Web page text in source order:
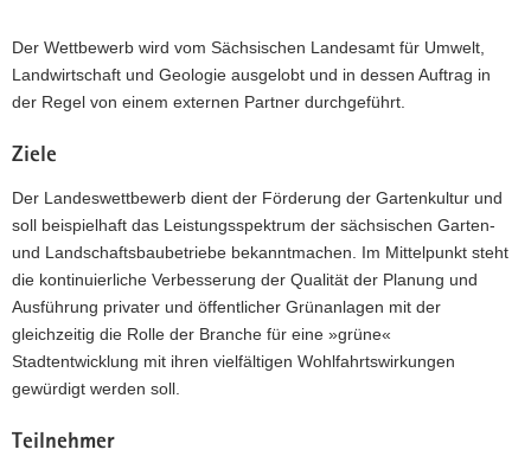
e
i
f
n
d
e
N
a
v
i
g
a
i
t
i
o
m
a
t
o
n
c
h
Der Wettbewerb wird vom Sächsischen Landesamt für Umwelt,
Landwirtschaft und Geologie ausgelobt und in dessen Auftrag in
der Regel von einem externen Partner durchgeführt.
Ziele
Der Landeswettbewerb dient der Förderung der Gartenkultur und
soll beispielhaft das Leistungsspektrum der sächsischen Garten-
und Landschaftsbaubetriebe bekanntmachen. Im Mittelpunkt steht
die kontinuierliche Verbesserung der Qualität der Planung und
Ausführung privater und öffentlicher Grünanlagen mit der
gleichzeitig die Rolle der Branche für eine »grüne«
Stadtentwicklung mit ihren vielfältigen Wohlfahrtswirkungen
gewürdigt werden soll.
Teilnehmer